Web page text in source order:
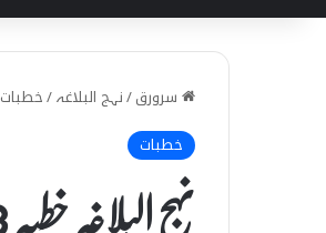
سرورق/نہج البلاغہ/خطبات
خطبات